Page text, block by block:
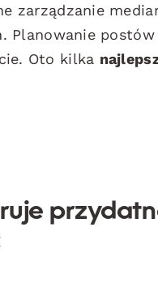
zarządzanie
Planowanie
Oto kilka